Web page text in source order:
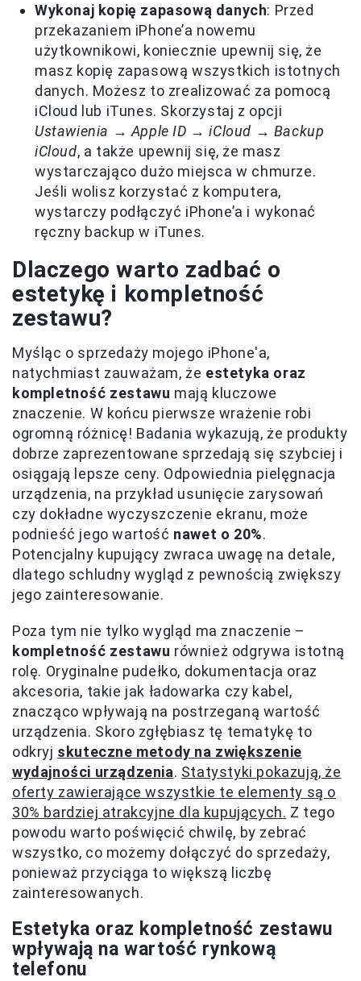
Wykonaj kopię zapasową danych: Przed
przekazaniem iPhone’a nowemu
użytkownikowi, koniecznie upewnij się, że
masz kopię zapasową wszystkich istotnych
danych. Możesz to zrealizować za pomocą
iCloud lub iTunes. Skorzystaj z opcji
Ustawienia → Apple ID → iCloud → Backup
iCloud, a także upewnij się, że masz
wystarczająco dużo miejsca w chmurze.
Jeśli wolisz korzystać z komputera,
wystarczy podłączyć iPhone’a i wykonać
ręczny backup w iTunes.
Dlaczego warto zadbać o
estetykę i kompletność
zestawu?
Myśląc o sprzedaży mojego iPhone'a,
natychmiast zauważam, że estetyka oraz
kompletność zestawu mają kluczowe
znaczenie. W końcu pierwsze wrażenie robi
ogromną różnicę! Badania wykazują, że produkty
dobrze zaprezentowane sprzedają się szybciej i
osiągają lepsze ceny. Odpowiednia pielęgnacja
urządzenia, na przykład usunięcie zarysowań
czy dokładne wyczyszczenie ekranu, może
podnieść jego wartość nawet o 20%.
Potencjalny kupujący zwraca uwagę na detale,
dlatego schludny wygląd z pewnością zwiększy
jego zainteresowanie.
Poza tym nie tylko wygląd ma znaczenie –
kompletność zestawu również odgrywa istotną
rolę. Oryginalne pudełko, dokumentacja oraz
akcesoria, takie jak ładowarka czy kabel,
znacząco wpływają na postrzeganą wartość
urządzenia. Skoro zgłębiasz tę tematykę to
odkryj skuteczne metody na zwiększenie
wydajności urządzenia. Statystyki pokazują, że
oferty zawierające wszystkie te elementy są o
30% bardziej atrakcyjne dla kupujących. Z tego
powodu warto poświęcić chwilę, by zebrać
wszystko, co możemy dołączyć do sprzedaży,
ponieważ przyciąga to większą liczbę
zainteresowanych.
Estetyka oraz kompletność zestawu
wpływają na wartość rynkową
telefonu